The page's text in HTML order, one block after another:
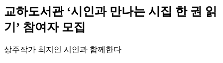
교하도서관 ‘시인과 만나는 시집 한 권 읽
기’ 참여자 모집
상주작가 최지인 시인과 함께한다